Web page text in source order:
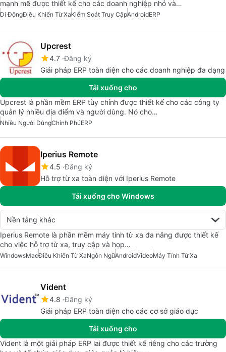
mạnh mẽ được thiết kế cho các doanh nghiệp nhỏ và…
Di ĐộngĐiều Khiển Từ XaKiểm Soát Truy CậpAndroidERP
Upcrest
4.7 Đăng ký
Giải pháp ERP toàn diện cho các doanh nghiệp đa dạng
Tải xuống cho
Upcrest là phần mềm ERP tùy chỉnh được thiết kế cho các công ty
quản lý nhiều địa điểm và người dùng. Nó cho…
Nhiều Người DùngChính PhủERP
Iperius Remote
4.5 Đăng ký
Hỗ trợ từ xa toàn diện với Iperius Remote
Tải xuống cho Windows
Nền tảng khác
Iperius Remote là phần mềm máy tính từ xa đa năng được thiết kế
cho việc hỗ trợ từ xa, truy cập và họp…
WindowsMacĐiều Khiển Từ XaNgôn NgữAndroidVideoMáy Tính Từ Xa
Vident
4.8 Đăng ký
Giải pháp ERP toàn diện cho các cơ sở giáo dục
Tải xuống cho
Vident là một giải pháp ERP lai được thiết kế riêng cho các trường